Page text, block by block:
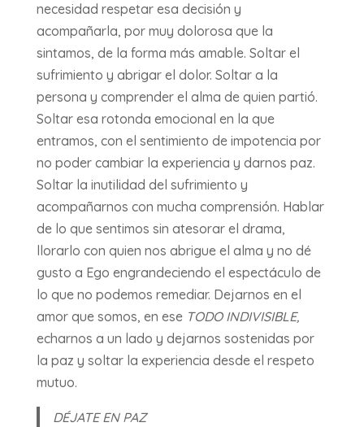
necesidad respetar esa decisión y
acompañarla, por muy dolorosa que la
sintamos, de la forma más amable. Soltar el
sufrimiento y abrigar el dolor. Soltar a la
persona y comprender el alma de quien partió.
Soltar esa rotonda emocional en la que
entramos, con el sentimiento de impotencia por
no poder cambiar la experiencia y darnos paz.
Soltar la inutilidad del sufrimiento y
acompañarnos con mucha comprensión. Hablar
de lo que sentimos sin atesorar el drama,
llorarlo con quien nos abrigue el alma y no dé
gusto a Ego engrandeciendo el espectáculo de
lo que no podemos remediar. Dejarnos en el
amor que somos, en ese TODO INDIVISIBLE,
echarnos a un lado y dejarnos sostenidas por
la paz y soltar la experiencia desde el respeto
mutuo.
DÉJATE EN PAZ